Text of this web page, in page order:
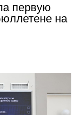
первую
на